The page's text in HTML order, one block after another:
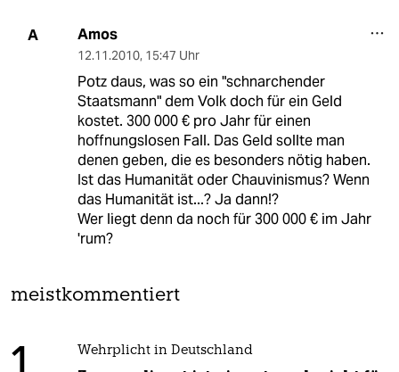
A Amos
12.11.2010, 15:47 Uhr
Potz daus, was so ein "schnarchender
Staatsmann" dem Volk doch für ein Geld
kostet. 300 000 € pro Jahr für einen
hoffnungslosen Fall. Das Geld sollte man
denen geben, die es besonders nötig haben.
Ist das Humanität oder Chauvinismus? Wenn
das Humanität ist...? Ja dann!?
Wer liegt denn da noch für 300 000 € im Jahr
'rum?
meistkommentiert
Wehrplicht in Deutschland